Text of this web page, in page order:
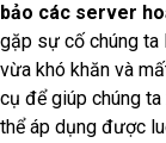
bảo các server
gặp sự cố chúng
vừa khó khăn và
cụ để giúp chúng
thể áp dụng được